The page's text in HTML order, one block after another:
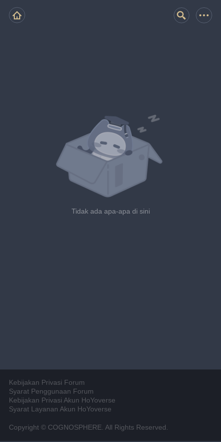
Tidak ada apa-apa di sini
Kebijakan Privasi Forum
Syarat Penggunaan Forum
Kebijakan Privasi Akun HoYoverse
Syarat Layanan Akun HoYoverse
Copyright © COGNOSPHERE. All Rights Reserved.